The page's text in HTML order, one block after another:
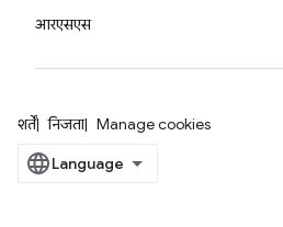
आरएसएस
शर्तें निजता Manage cookies